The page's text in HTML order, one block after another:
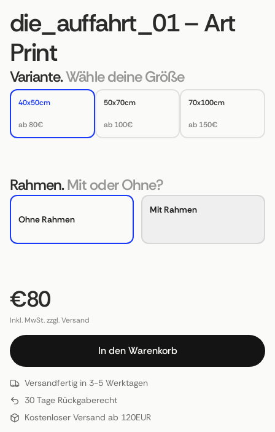
die_auffahrt_01 – Art
Print
Variante.Wähle deine Größe
40x50cm
ab 80€
50x70cm
ab 100€
70x100cm
ab 150€
Rahmen.Mit oder Ohne?
Ohne Rahmen
Mit Rahmen
€80
Inkl. MwSt. zzgl. Versand
In den Warenkorb
Versandfertig in 3-5 Werktagen
30 Tage Rückgaberecht
Kostenloser Versand ab 120EUR